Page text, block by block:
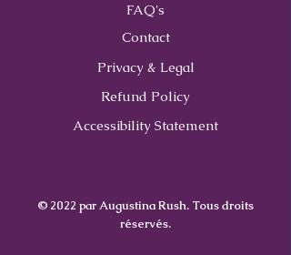
FAQ's
Contact
Privacy & Legal
Refund Policy
Accessibility Statement
© 2022 par Augustina Rush. Tous droits
réservés.